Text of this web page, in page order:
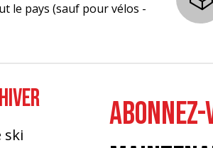
le pays (sauf pour vélos -
ski
ABONNEZ-